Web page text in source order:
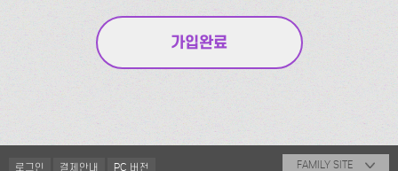
로그인 결제안내 PC 버전 FAMILY SITE